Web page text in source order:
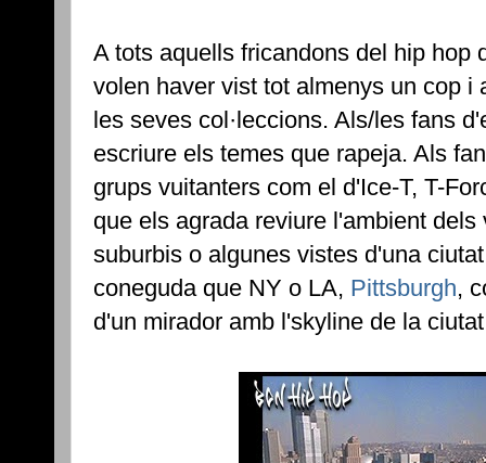
A tots aquells fricandons del hip hop
volen haver vist tot almenys un cop i
les seves col·leccions. Als/les fans
escriure els temes que rapeja. Als
grups vuitanters com el d'Ice-T, T-
que els agrada reviure l'ambient
suburbis o algunes vistes d'una
coneguda que NY o LA, Pittsburgh,
d'un mirador amb l'skyline de la